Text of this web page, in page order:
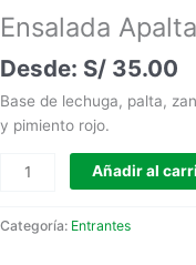
Ensalada
S/ 35.00
Base de lechuga, palta,
y pimiento rojo.
Añadir al
Categoría: Entrantes